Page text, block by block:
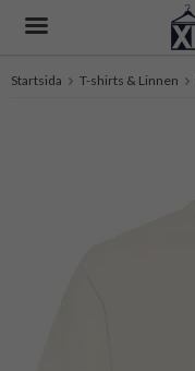
Startsida T-shirts & Linnen